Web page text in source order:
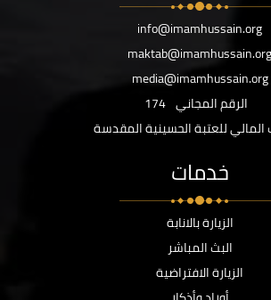
info@imamhussain.org
maktab@imamhussain.org
media@imamhussain.org
الرقم المجاني 174
المالي للعتبة الحسينية المقدسة
خدمات
الزيارة بالانابة
البث المباشر
الزيارة الافتراضية